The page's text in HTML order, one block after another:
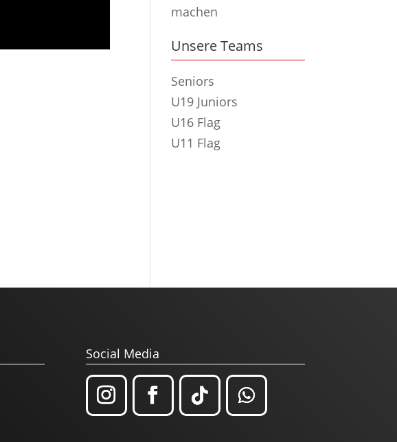
machen
Unsere Teams
Seniors
U19 Juniors
U16 Flag
U11 Flag
Social Media